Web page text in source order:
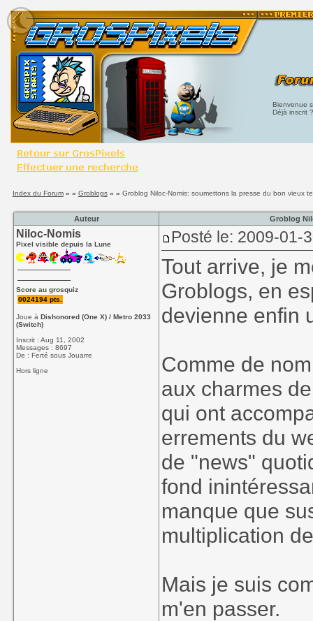
Bienvenue
Déjà inscrit
Index du Forum» » Groblogs» » Groblog Niloc-Nomis: soumettons la presse du bon vieux
Auteur Groblog
Niloc-Nomis
Pixel visible depuis la Lune
Score au grosquiz
0024194 pts.
Joue àDishonored (One X) / Metro 2033
(Switch)
Inscrit : Aug 11, 2002
Messages : 8697
De : Ferté sous Jouarre
Hors ligne
Posté le: 2009-01-
Tout arrive, je
Groblogs, en
devienne enfin
Comme de
aux charmes
qui ont
errements du
de "news"
fond
manque que
multiplication
Mais je suis
m'en passer.